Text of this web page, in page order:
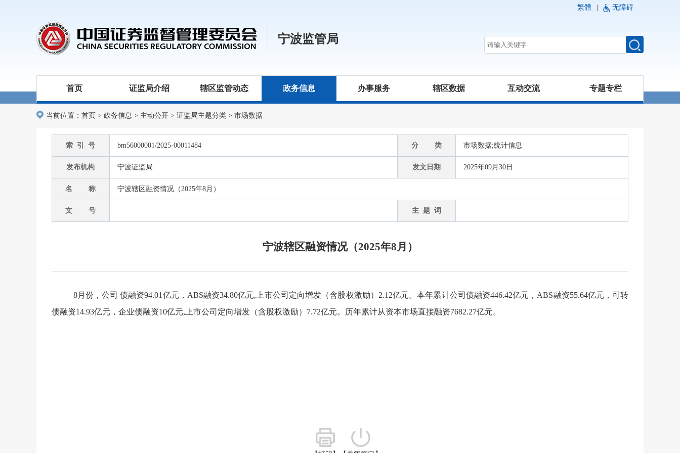
繁體 无障碍
宁波监管局
首页 证监局介绍 辖区监管动态 政务信息 办事服务 辖区数据 互动交流 专题专栏
当前位置： 首页 > 政务信息 > 主动公开 > 证监局主题分类 > 市场数据
索 引 号 bm56000001/2025-00011484 分 类 市场数据;统计信息
发布机构 宁波证监局 发文日期 2025年09月30日
名 称 宁波辖区融资情况（2025年8月）
文 号 主 题 词
宁波辖区融资情况（2025年8月）
8月 份，公司 债融资94.01亿元， ABS融资34.80亿元,上市公司定向增发（含股权激励）2.12亿元。本年累计公司债融资446.42亿元，ABS融资55.64亿元，可转
债融资14.93亿元，企业债融资10亿元,上市公司定向增发（含股权激励）7.72亿元。历年累计从资本市场直接融资7682.27亿元。